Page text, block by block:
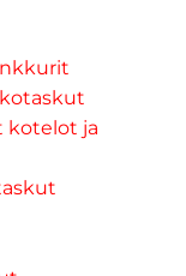
kotelot ja